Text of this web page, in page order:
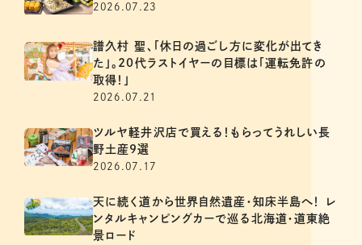
2026.07.23
譜久村 聖、「休日の過ごし方に変化が出てき
た」。20代ラストイヤーの目標は「運転免許の
取得！」
2026.07.21
ツルヤ軽井沢店で買える！もらってうれしい長
野土産9選
2026.07.17
天に続く道から世界自然遺産・知床半島へ！ レ
ンタルキャンピングカーで巡る北海道・道東絶
景ロード